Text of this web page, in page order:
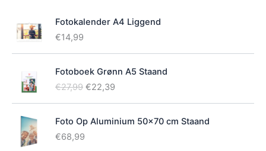
r
Fotokalender A4 Liggend
€14,99
Fotoboek Grønn A5 Staand
€27,99 O
s
€22,39H
d
Foto Op Aluminium 50x70 cm Staand
€68,99